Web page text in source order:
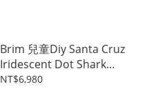
Brim 兒童Diy Santa Cruz
Iridescent Dot Shark
27.7"│衝浪滑板
NT$6,980